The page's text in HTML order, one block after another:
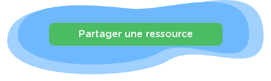
Partager une ressource